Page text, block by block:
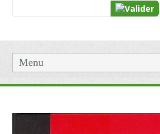
Menu